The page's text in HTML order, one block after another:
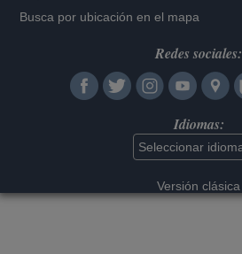
Busca por ubicación en el mapa
Redes sociales:
Idiomas:
Versión clásica